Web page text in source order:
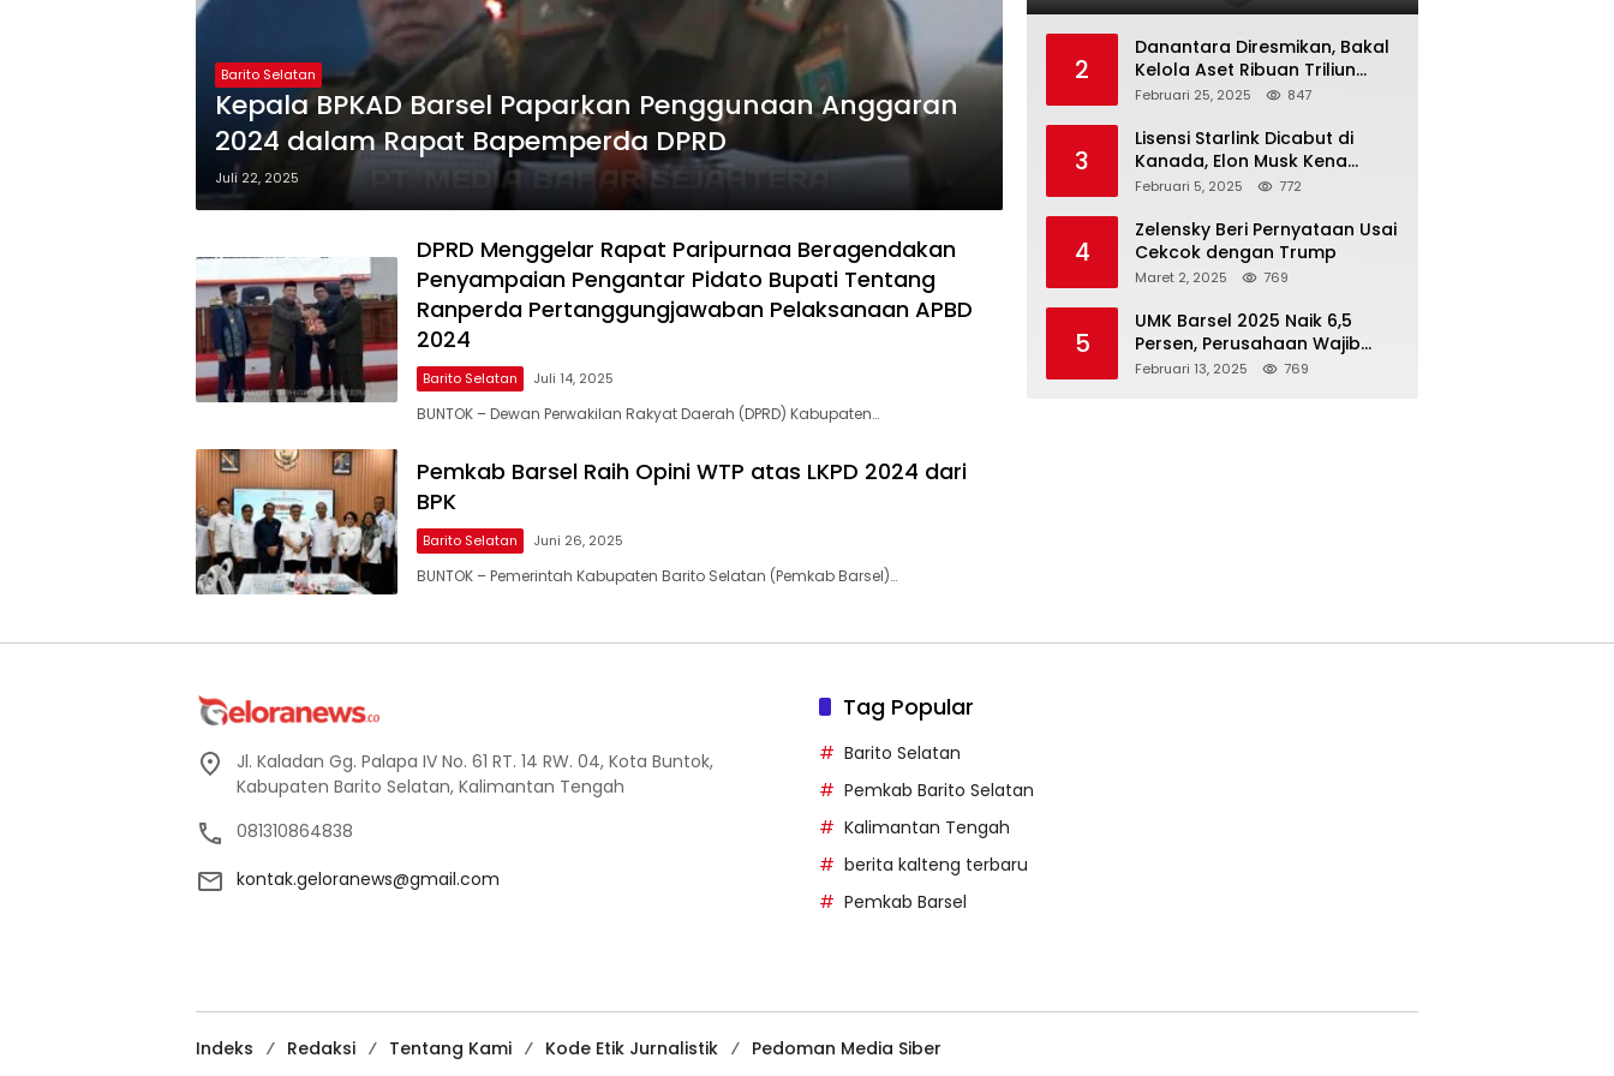
Barito Selatan
Kepala BPKAD Barsel Paparkan Penggunaan Anggaran
2024 dalam Rapat Bapemperda DPRD
Juli 22, 2025
DPRD Menggelar Rapat Paripurnaa Beragendakan
Penyampaian Pengantar Pidato Bupati Tentang
Ranperda Pertanggungjawaban Pelaksanaan APBD
2024
Barito Selatan Juli 14, 2025
BUNTOK – Dewan Perwakilan Rakyat Daerah (DPRD) Kabupaten…
Pemkab Barsel Raih Opini WTP atas LKPD 2024 dari
BPK
Barito Selatan Juni 26, 2025
BUNTOK – Pemerintah Kabupaten Barito Selatan (Pemkab Barsel)…
2
Danantara Diresmikan, Bakal
Kelola Aset Ribuan Triliun
Rupiah dari 7 BUMN
Februari 25, 2025 847
3
Lisensi Starlink Dicabut di
Kanada, Elon Musk Kena
Imbas ‘Perang Dagang’
Februari 5, 2025 772
4
Zelensky Beri Pernyataan Usai
Cekcok dengan Trump
Maret 2, 2025 769
5
UMK Barsel 2025 Naik 6,5
Persen, Perusahaan Wajib
Taat
Februari 13, 2025 769
Jl. Kaladan Gg. Palapa IV No. 61 RT. 14 RW. 04, Kota Buntok,
Kabupaten Barito Selatan, Kalimantan Tengah
081310864838
kontak.geloranews@gmail.com
Tag Popular
Barito Selatan
Pemkab Barito Selatan
Kalimantan Tengah
berita kalteng terbaru
Pemkab Barsel
Indeks Redaksi Tentang Kami Kode Etik Jurnalistik Pedoman Media Siber